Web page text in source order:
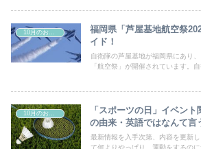
福岡県「芦屋基地航空祭
イド！
自衛隊の芦屋基地が福岡県にあり
「航空祭」が開催されています。自
「スポーツの日」イベン
の由来・英語ではなんて言
最新情報を入手次第、内容を更新
て何よりやっぱり、運動をするのに